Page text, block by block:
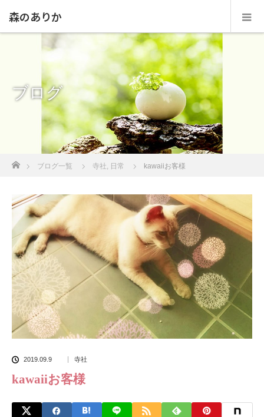
森のありか
ブログ
ブログ一覧 寺社 日常 kawaiiお客様
2019.09.9 寺社
kawaiiお客様